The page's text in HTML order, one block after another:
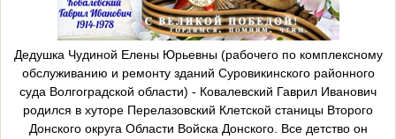
Дедушка Чудиной Елены Юрьевны (рабочего по комплексному
обслуживанию и ремонту зданий Суровикинского районного
суда Волгоградской области) - Ковалевский Гаврил Иванович
родился в хуторе Перелазовский Клетской станицы Второго
Донского округа Области Войска Донского. Все детство он